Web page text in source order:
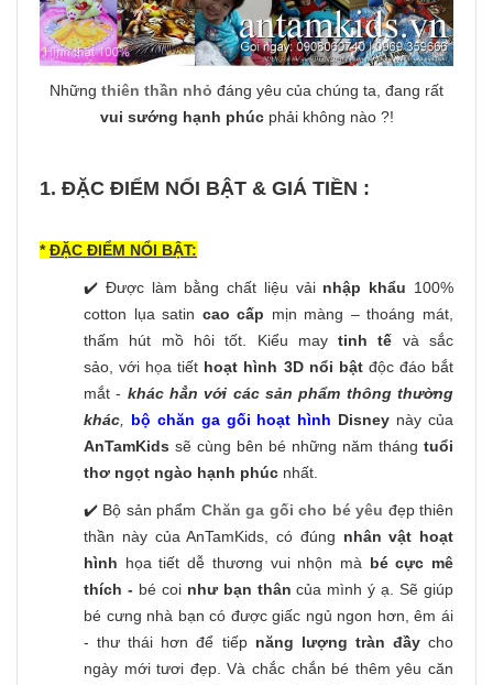
Những thiên thần nhỏ đáng yêu của chúng ta, đang rất
vui sướng hạnh phúc phải không nào ?!
1. ĐẶC ĐIỂM NỔI BẬT & GIÁ TIỀN :
*ĐẶC ĐIỂM NỔI BẬT:
✔️ Được làm bằng chất liệu vải nhập khẩu 100%
cotton lụa satin cao cấp mịn màng – thoáng mát,
thấm hút mồ hôi tốt. Kiểu maytinh tế và sắc
sảo, với họa tiết hoạt hình 3D nổi bật độc đáo bắt
mắt - khác hẳn với các sản phẩm thông thường
khác
bộ chăn ga gối hoạt hình Disney này của
AnTamKids sẽ cùng bên bé những năm tháng tuổi
thơ ngọt ngào hạnh phúc nhất.
✔️ Bộ sản phẩm Chăn ga gối cho bé yêu đẹp thiên
thần này của AnTamKids, có đúng nhân vật hoạt
hình họa tiết dễ thương vui nhộn mà bé cực mê
thích - bé coi như bạn thâncủa mình ý ạ. Sẽ giúp
bé cưng nhà bạn có được giấc ngủ ngon hơn, êm ái
- thư thái hơn để tiếp năng lượng tràn đầycho
ngày mới tươi đẹp. Và chắc chắn bé thêm yêu căn